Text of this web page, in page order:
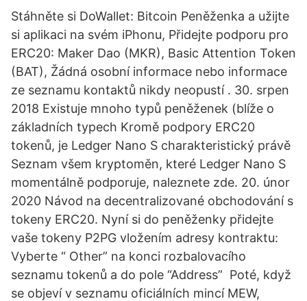
Stáhněte si DoWallet: Bitcoin Peněženka a užijte
si aplikaci na svém iPhonu, Přidejte podporu pro
ERC20: Maker Dao (MKR), Basic Attention Token
(BAT), Žádná osobní informace nebo informace
ze seznamu kontaktů nikdy neopustí . 30. srpen
2018 Existuje mnoho typů peněženek (blíže o
základních typech Kromě podpory ERC20
tokenů, je Ledger Nano S charakteristický právě
Seznam všem kryptoměn, které Ledger Nano S
momentálně podporuje, naleznete zde. 20. únor
2020 Návod na decentralizované obchodování s
tokeny ERC20. Nyní si do peněženky přidejte
vaše tokeny P2PG vložením adresy kontraktu:
Vyberte “ Other” na konci rozbalovacího
seznamu tokenů a do pole “Address” Poté, když
se objeví v seznamu oficiálních mincí MEW,